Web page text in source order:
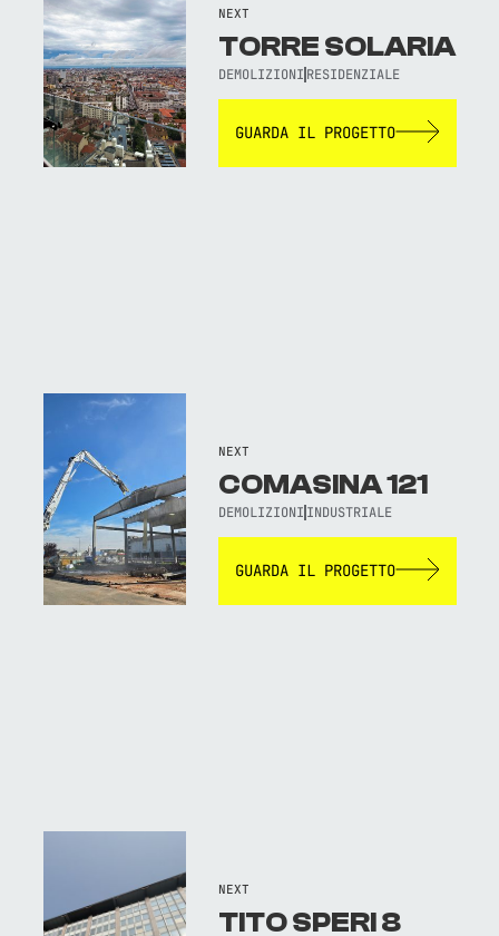
NEXT
TORRE SOLARIA
DEMOLIZIONI RESIDENZIALE
GUARDA IL PROGETTO
NEXT
COMASINA 121
DEMOLIZIONI INDUSTRIALE
GUARDA IL PROGETTO
NEXT
TITO SPERI 8